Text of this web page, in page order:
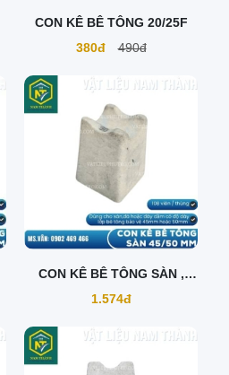
CON KÊ BÊ TÔNG 20/25F
380đ
490đ
CON KÊ BÊ TÔNG SÀN ,
DẦM 45/50F
1.574đ